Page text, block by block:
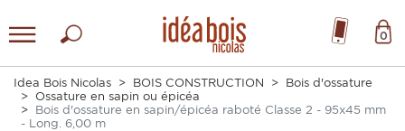
0
Idea Bois Nicolas BOIS CONSTRUCTION
Bois d'ossature
Ossature en sapin ou épicéa
Bois d'ossature en sapin/épicéa raboté Classe 2 - 95x45 mm
- Long. 6,00 m